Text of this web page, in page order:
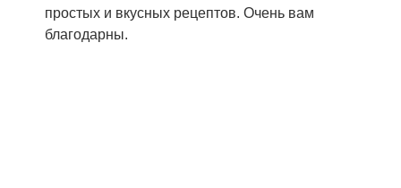
простых и вкусных рецептов. Очень вам
благодарны.